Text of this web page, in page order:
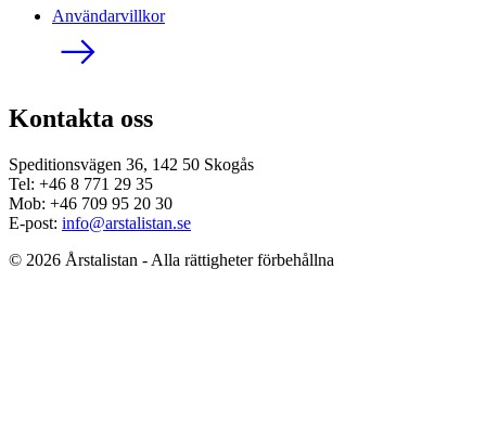
Användarvillkor
Kontakta oss
Speditionsvägen 36, 142 50 Skogås
Tel: +46 8 771 29 35
Mob: +46 709 95 20 30
E-post: info@arstalistan.se
© 2026 Årstalistan - Alla rättigheter förbehållna